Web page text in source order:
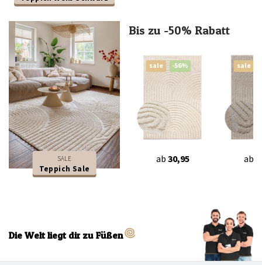
SALE
Teppich Sale
Bis zu -50% Rabatt
sale -56%
ab 30,95
sale
ab
Die Welt liegt dir zu Füßen